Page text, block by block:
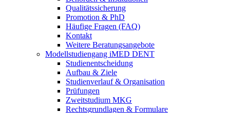
Qualitätssicherung
Promotion & PhD
Häufige Fragen (FAQ)
Kontakt
Weitere Beratungsangebote
Modellstudiengang iMED DENT
Studienentscheidung
Aufbau & Ziele
Studienverlauf & Organisation
Prüfungen
Zweitstudium MKG
Rechtsgrundlagen & Formulare